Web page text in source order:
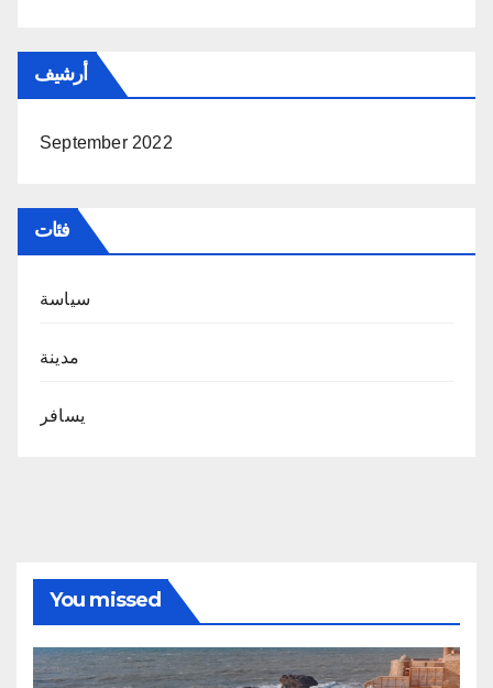
أرشيف
September 2022
فئات
سياسة
مدينة
يسافر
You missed